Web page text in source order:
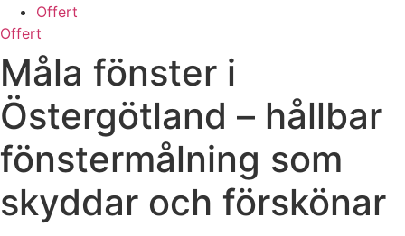
Offert
Offert
Måla fönster i
Östergötland – hållbar
fönstermålning som
skyddar och förskönar